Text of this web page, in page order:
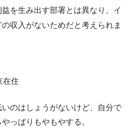
を生み出す部署とは異なり、 イ
収入がないためだと考えられま
住
のはしょうがないけど、自分で
っぱりもやもやする。